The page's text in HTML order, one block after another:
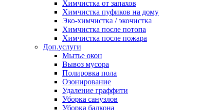
Химчистка от запахов
Химчистка пуфиков на дому
Эко-химчистка / экочистка
Химчистка после потопа
Химчистка после пожара
Доп.услуги
Мытье окон
Вывоз мусора
Полировка пола
Озонирование
Удаление граффити
Уборка санузлов
Уборка балкона